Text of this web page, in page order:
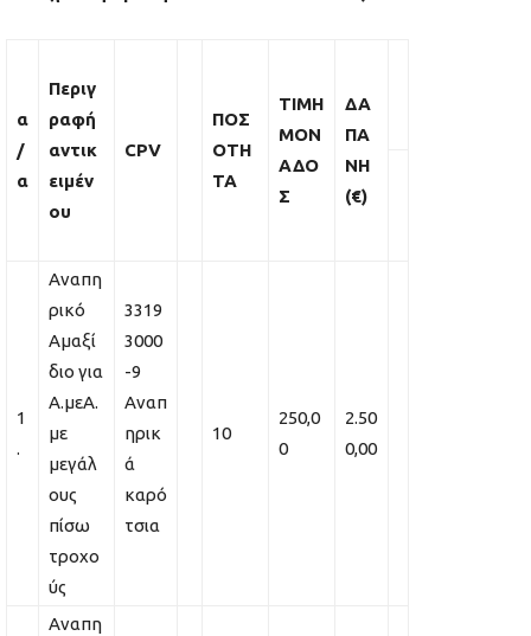
α
/
α
Περιγ
ραφή
αντικ
ειμέν
ου
CPV
ΠΟΣ
ΟΤΗ
ΤΑ
ΤΙΜΗ
ΜΟΝ
ΑΔΟ
Σ
ΔΑ
ΠΑ
ΝΗ
(€)
1
.
Αναπη
ρικό
Αμαξί
διο για
Α.μεΑ.
με
μεγάλ
ους
πίσω
τροχο
ύς
3319
3000
-9
Αναπ
ηρικ
ά
καρό
τσια
10
250,0
0
2.50
0,00
Αναπη